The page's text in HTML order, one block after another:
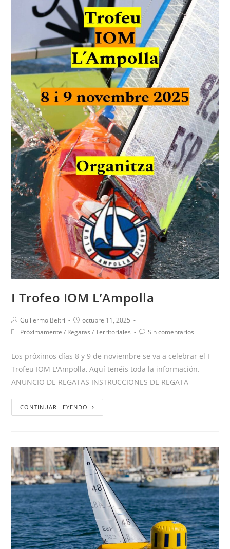
I Trofeo IOM L’Ampolla
Guillermo Beltri
octubre 11, 2025
Próximamente / Regatas / Territoriales Sin comentarios
Los próximos días 8 y 9 de noviembre se va a celebrar el I
Trofeu IOM L'Ampolla, Aquí tenéis toda la información.
ANUNCIO DE REGATAS INSTRUCCIONES DE REGATA
CONTINUAR LEYENDO